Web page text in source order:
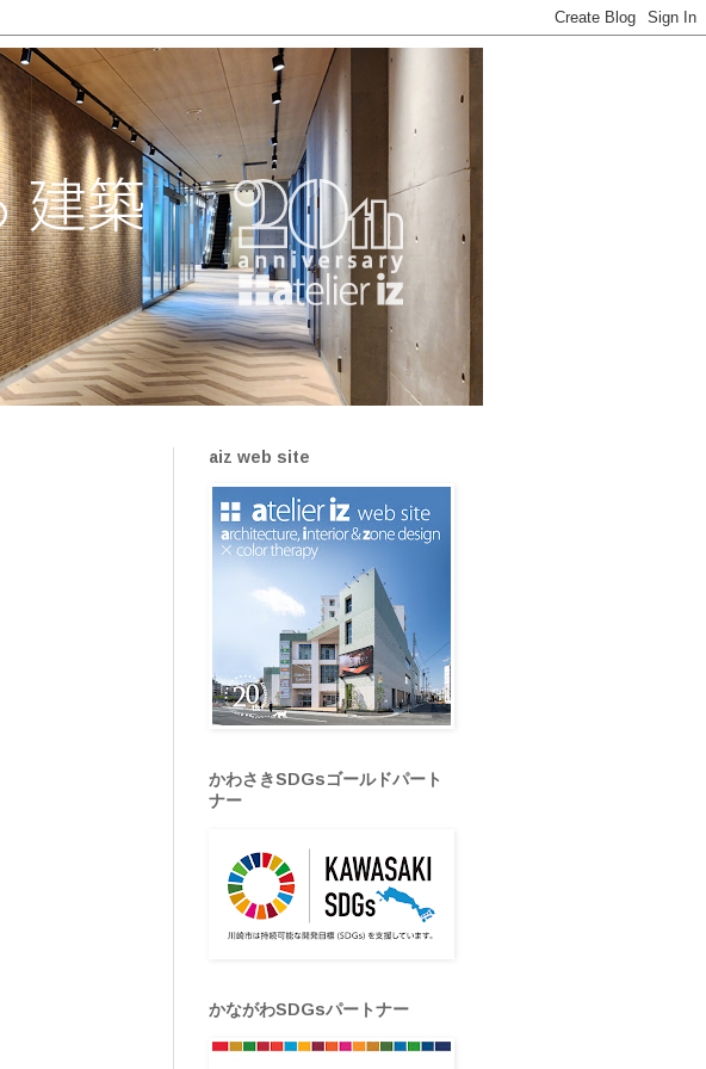
aiz web site
かわさきSDGsゴールドパート
ナー
かながわSDGsパートナー